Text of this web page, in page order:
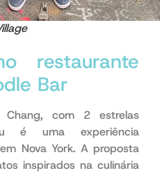
restaurante
Bar
com 2 estrelas
é uma experiência
Nova York. A proposta
inspirados na culinária